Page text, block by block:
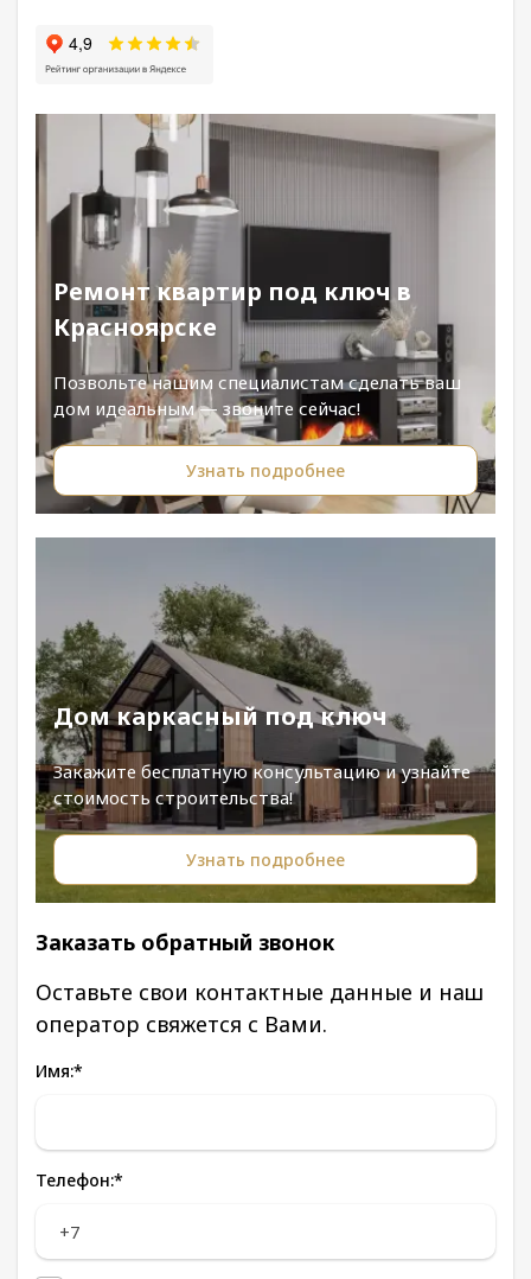
Ремонт квартир под ключ в
Красноярске
Позвольте нашим специалистам сделать ваш
дом идеальным — звоните сейчас!
Узнать подробнее
Дом каркасный под ключ
Закажите бесплатную консультацию и узнайте
стоимость строительства!
Узнать подробнее
Заказать обратный звонок
Оставьте свои контактные данные и наш
оператор свяжется с Вами.
Имя:*
Телефон:*